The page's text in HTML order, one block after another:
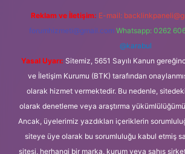
Reklam ve İletişim: E-mail:
forumhizmeti@gmail.com Whatsapp: 0262
@karabul
Yasal Uyarı: Sitemiz, 5651 Sayılı Kanun
ve İletişim Kurumu (BTK) tarafından
olarak hizmet vermektedir. Bu nedenle,
olarak denetleme veya araştırma
Ancak, üyelerimiz yazdıkları içeriklerin
siteye üye olarak bu sorumluluğu kabul etmiş
sitesi, herhangi bir marka, kurum veya şahıs